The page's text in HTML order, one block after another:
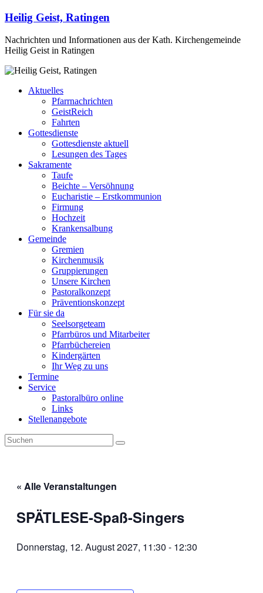
Heilig Geist, Ratingen
Nachrichten und Informationen aus der Kath. Kirchengemeinde
Heilig Geist in Ratingen
Aktuelles
Pfarrnachrichten
GeistReich
Fahrten
Gottesdienste
Gottesdienste aktuell
Lesungen des Tages
Sakramente
Taufe
Beichte – Versöhnung
Eucharistie – Erstkommunion
Firmung
Hochzeit
Krankensalbung
Gemeinde
Gremien
Kirchenmusik
Gruppierungen
Unsere Kirchen
Pastoralkonzept
Präventionskonzept
Für sie da
Seelsorgeteam
Pfarrbüros und Mitarbeiter
Pfarrbüchereien
Kindergärten
Ihr Weg zu uns
Termine
Service
Pastoralbüro online
Links
Stellenangebote
« Alle Veranstaltungen
SPÄTLESE-Spaß-Singers
Donnerstag, 12. August 2027, 11:30 - 12:30